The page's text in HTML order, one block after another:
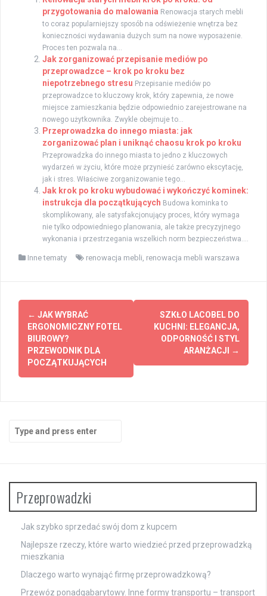
przygotowania do malowania Renowacja starych mebli
to coraz popularniejszy sposób na odświeżenie wnętrza bez
konieczności wydawania dużych sum na nowe wyposażenie.
Proces ten pozwala na...
Jak zorganizować przepisanie mediów po
przeprowadzce – krok po kroku bez
niepotrzebnego stresu Przepisanie mediów po
przeprowadzce to kluczowy krok, który zapewnia, że nowe
miejsce zamieszkania będzie odpowiednio zarejestrowane na
nowego użytkownika. Zwykle obejmuje to...
Przeprowadzka do innego miasta: jak
zorganizować plan i uniknąć chaosu krok po kroku
Przeprowadzka do innego miasta to jedno z kluczowych
wydarzeń w życiu, które może przynieść zarówno ekscytację,
jak i stres. Właściwe zorganizowanie tego...
Jak krok po kroku wybudować i wykończyć kominek:
instrukcja dla początkujących Budowa kominka to
skomplikowany, ale satysfakcjonujący proces, który wymaga
nie tylko odpowiedniego planowania, ale także precyzyjnego
wykonania i przestrzegania wszelkich norm bezpieczeństwa....
Inne tematy renowacja mebli, renowacja mebli warszawa
Post
navigation
← JAK WYBRAĆ
ERGONOMICZNY FOTEL
BIUROWY?
PRZEWODNIK DLA
POCZĄTKUJĄCYCH
SZKŁO LACOBEL DO
KUCHNI: ELEGANCJA,
ODPORNOŚĆ I STYL
ARANŻACJI
→
Search
for:
Przeprowadzki
Jak szybko sprzedać swój dom z kupcem
Najlepsze rzeczy, które warto wiedzieć przed przeprowadzką
mieszkania
Dlaczego warto wynająć firmę przeprowadzkową?
Przewóz ponadgabarytowy. Inne formy transportu – transport